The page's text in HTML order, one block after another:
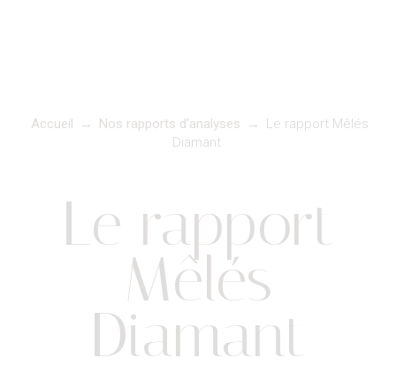
Accueil → Nos rapports d’analyses →
Le rapport Mêlés
Diamant
Le rapport
Mêlés
Diamant